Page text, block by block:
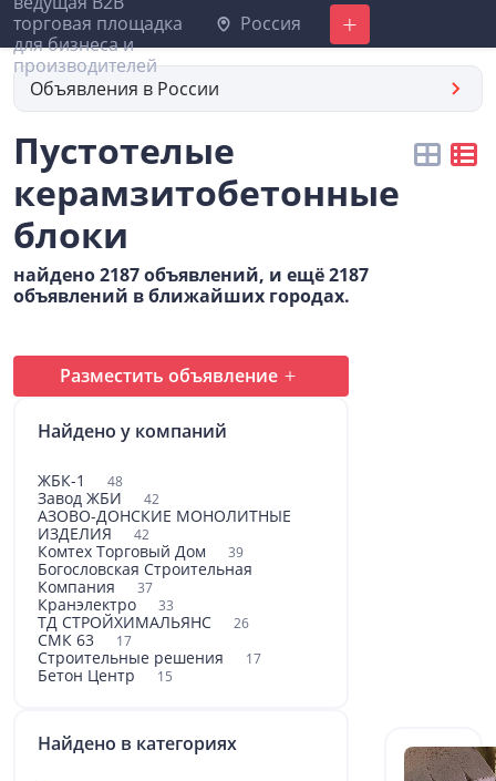
Россия Добавить
Объявления в России
Пустотелые
керамзитобетонные
блоки
найдено 2187 объявлений, и ещё 2187
объявлений в ближайших городах.
Разместить объявление
Найдено у компаний
ЖБК-1 48
Завод ЖБИ 42
АЗОВО-ДОНСКИЕ МОНОЛИТНЫЕ
ИЗДЕЛИЯ
42
Комтех Торговый Дом 39
Богословская Строительная
Компания
37
Кранэлектро 33
ТД СТРОЙХИМАЛЬЯНС 26
СМК 63 17
Строительные решения 17
Бетон Центр 15
Найдено в категориях